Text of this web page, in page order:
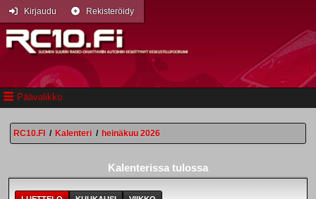
Päävalikko
Kirjaudu Rekisteröidy
RC10.FI / Kalenteri / heinäkuu 2026
Kalenterissa tulossa